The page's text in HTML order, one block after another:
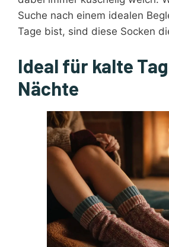
Suche nach einem idealen
Tage bist, sind diese Socken
Ideal für kalte
Nächte